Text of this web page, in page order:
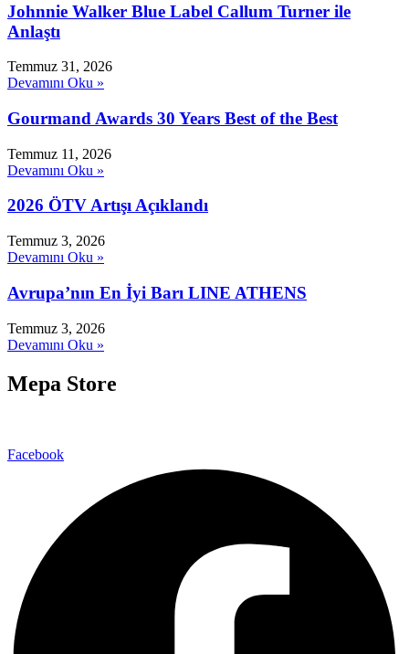
Johnnie Walker Blue Label Callum Turner ile
Anlaştı
Temmuz 31, 2026
Devamını Oku »
Gourmand Awards 30 Years Best of the Best
Temmuz 11, 2026
Devamını Oku »
2026 ÖTV Artışı Açıklandı
Temmuz 3, 2026
Devamını Oku »
Avrupa’nın En İyi Barı LINE ATHENS
Temmuz 3, 2026
Devamını Oku »
Mepa Store
Facebook